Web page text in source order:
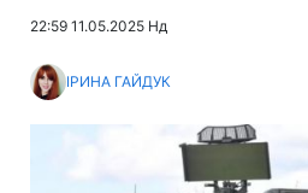
22:59 11.05.2025 Нд
ІРИНА ГАЙДУК